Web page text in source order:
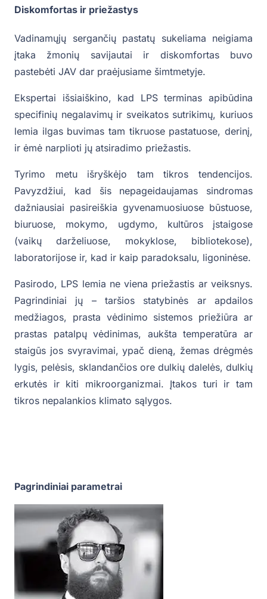
Diskomfortas ir priežastys
Vadinamųjų sergančių pastatų sukeliama neigiama
įtaka žmonių savijautai ir diskomfortas buvo
pastebėti JAV dar praėjusiame šimtmetyje.
Ekspertai išsiaiškino, kad LPS terminas apibūdina
specifinių negalavimų ir sveikatos sutrikimų, kuriuos
lemia ilgas buvimas tam tikruose pastatuose, derinį,
ir ėmė narplioti jų atsiradimo priežastis.
Tyrimo metu išryškėjo tam tikros tendencijos.
Pavyzdžiui, kad šis nepageidaujamas sindromas
dažniausiai pasireiškia gyvenamuosiuose būstuose,
biuruose, mokymo, ugdymo, kultūros įstaigose
(vaikų darželiuose, mokyklose, bibliotekose),
laboratorijose ir, kad ir kaip paradoksalu, ligoninėse.
Pasirodo, LPS lemia ne viena priežastis ar veiksnys.
Pagrindiniai jų – taršios statybinės ar apdailos
medžiagos, prasta vėdinimo sistemos priežiūra ar
prastas patalpų vėdinimas, aukšta temperatūra ar
staigūs jos svyravimai, ypač dieną, žemas drėgmės
lygis, pelėsis, sklandančios ore dulkių dalelės, dulkių
erkutės ir kiti mikroorganizmai. Įtakos turi ir tam
tikros nepalankios klimato sąlygos.
Pagrindiniai parametrai